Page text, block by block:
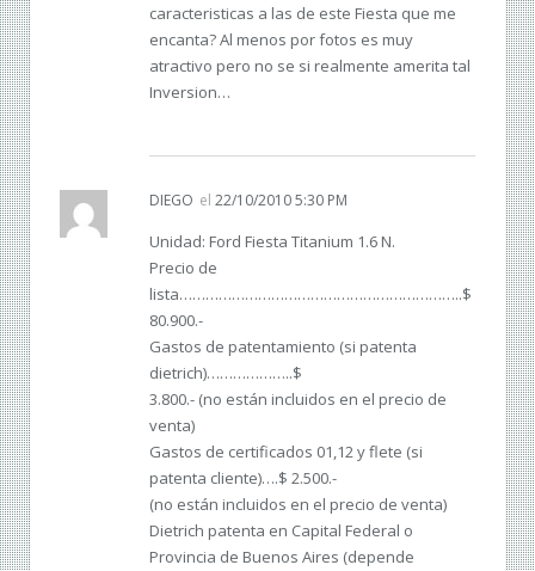
caracteristicas a las de este Fiesta que me
encanta? Al menos por fotos es muy
atractivo pero no se si realmente amerita tal
Inversion…
DIEGO el 22/10/2010 5:30 PM
Unidad: Ford Fiesta Titanium 1.6 N.
Precio de
lista………………………………………………………..$
80.900.-
Gastos de patentamiento (si patenta
dietrich)………………..$
3.800.- (no están incluidos en el precio de
venta)
Gastos de certificados 01,12 y flete (si
patenta cliente)….$ 2.500.-
(no están incluidos en el precio de venta)
Dietrich patenta en Capital Federal o
Provincia de Buenos Aires (depende